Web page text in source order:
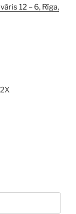
12 – 6, Rīga,